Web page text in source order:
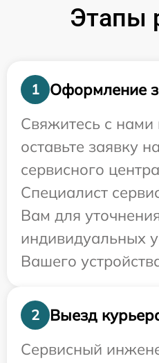
Этапы
1
Оформление
Свяжитесь с
оставьте заявку
сервисного
Специалист
Вам для
индивидуальных
Вашего
2
Выезд
Сервисный